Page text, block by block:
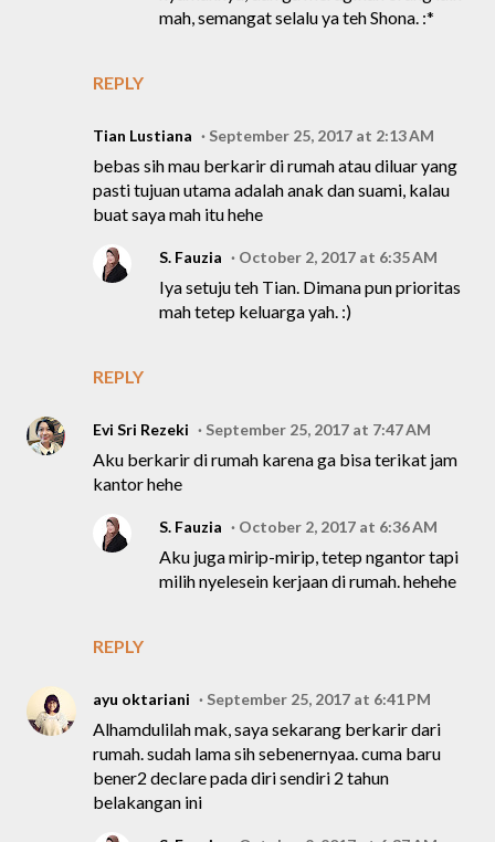
REPLY
mah, semangat selalu ya teh Shona. :*
Tian Lustiana September 25, 2017 at 2:13 AM
bebas sih mau berkarir di rumah atau diluar yang
pasti tujuan utama adalah anak dan suami, kalau
buat saya mah itu hehe
REPLY
S. Fauzia October 2, 2017 at 6:35 AM
Iya setuju teh Tian. Dimana pun prioritas
mah tetep keluarga yah. :)
Evi Sri Rezeki September 25, 2017 at 7:47 AM
Aku berkarir di rumah karena ga bisa terikat jam
kantor hehe
REPLY
S. Fauzia October 2, 2017 at 6:36 AM
Aku juga mirip-mirip, tetep ngantor tapi
milih nyelesein kerjaan di rumah. hehehe
ayu oktariani September 25, 2017 at 6:41 PM
Alhamdulilah mak, saya sekarang berkarir dari
rumah. sudah lama sih sebenernyaa. cuma baru
bener2 declare pada diri sendiri 2 tahun
belakangan ini